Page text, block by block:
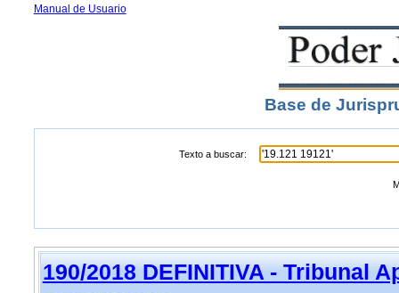
Manual de Usuario
Base de
Texto a buscar:
190/2018 DEFINITIVA - Tribunal